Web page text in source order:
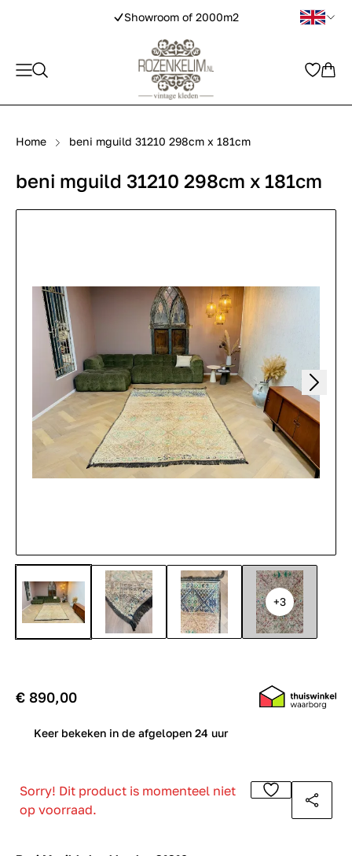
Showroom of 2000m2
Home beni mguild 31210 298cm x 181cm
+3
beni mguild 31210 298cm x 181cm
€ 890,00
Keer bekeken in de afgelopen 24 uur
Sorry! Dit product is momenteel niet
op voorraad.